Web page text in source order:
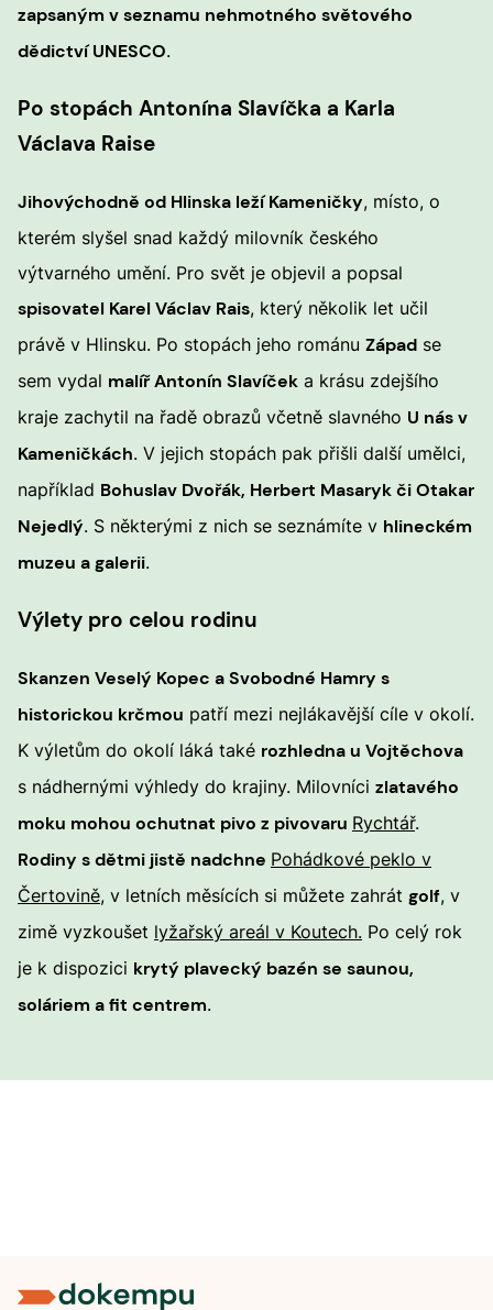
zapsaným v seznamu nehmotného světového
dědictví UNESCO.
Po stopách Antonína Slavíčka a Karla
Václava Raise
Jihovýchodně od Hlinska leží Kameničky, místo, o
kterém slyšel snad každý milovník českého
výtvarného umění. Pro svět je objevil a popsal
spisovatel Karel Václav Rais, který několik let učil
právě v Hlinsku. Po stopách jeho románu Západ se
sem vydal malíř Antonín Slavíček a krásu zdejšího
kraje zachytil na řadě obrazů včetně slavného U nás v
Kameničkách. V jejich stopách pak přišli další umělci,
například Bohuslav Dvořák, Herbert Masaryk či Otakar
Nejedlý. S některými z nich se seznámíte v hlineckém
muzeu a galerii.
Výlety pro celou rodinu
Skanzen Veselý Kopec a Svobodné Hamry s
historickou krčmou patří mezi nejlákavější cíle v okolí.
K výletům do okolí láká také rozhledna u Vojtěchova
s nádhernými výhledy do krajiny. Milovníci zlatavého
moku mohou ochutnat pivo z pivovaru Rychtář.
Rodiny s dětmi jistě nadchne Pohádkové peklo v
Čertovině, v letních měsících si můžete zahrát golf, v
zimě vyzkoušet lyžařský areál v Koutech. Po celý rok
je k dispozici krytý plavecký bazén se saunou,
soláriem a fit centrem.